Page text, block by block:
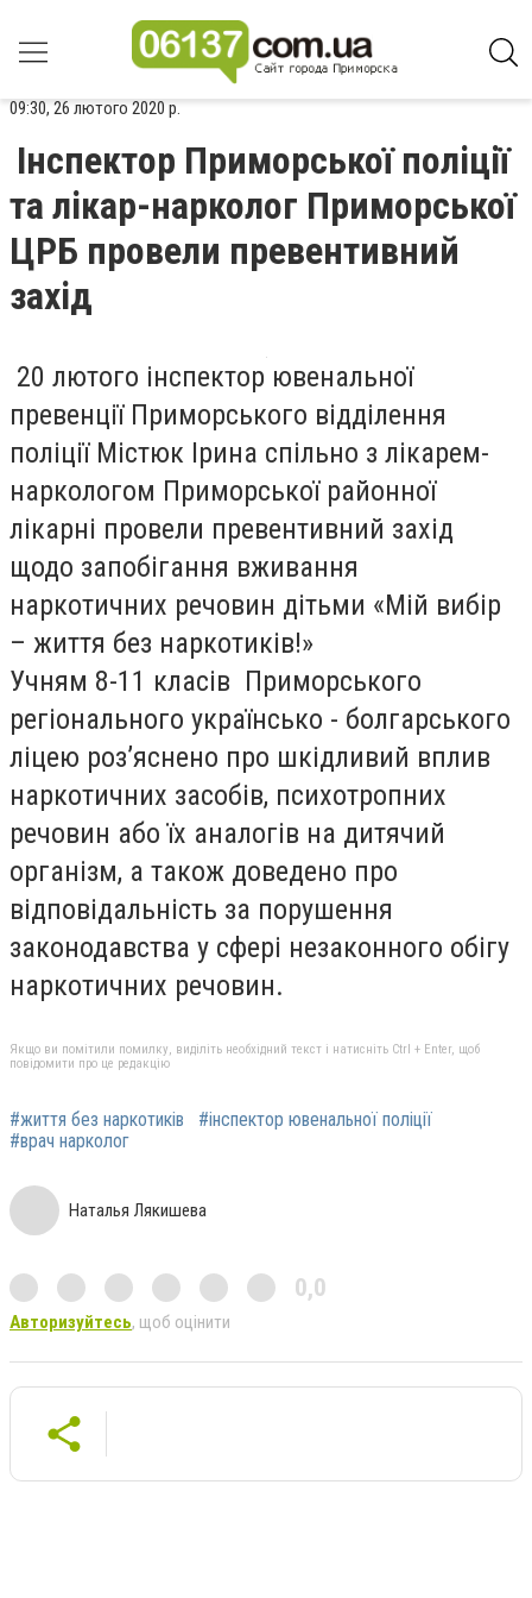
09:30, 26 лютого 2020 р.
Інспектор Приморської поліції
та лікар-нарколог Приморської
ЦРБ провели превентивний
захід
20 лютого інспектор ювенальної
превенції Приморського відділення
поліції Містюк Ірина спільно з лікарем-
наркологом Приморської районної
лікарні провели превентивний захід
щодо запобігання вживання
наркотичних речовин дітьми «Мій вибір
– життя без наркотиків!»
Учням 8-11 класів Приморського
регіонального українсько - болгарського
ліцею роз’яснено про шкідливий вплив
наркотичних засобів, психотропних
речовин або їх аналогів на дитячий
організм, а також доведено про
відповідальність за порушення
законодавства у сфері незаконного обігу
наркотичних речовин.
Якщо ви помітили помилку, виділіть необхідний текст і натисніть Ctrl + Enter, щоб
повідомити про це редакцію
#життя без наркотиків
#інспектор ювенальної поліції
#врач нарколог
Наталья Лякишева
0,0
Авторизуйтесь, щоб оцінити